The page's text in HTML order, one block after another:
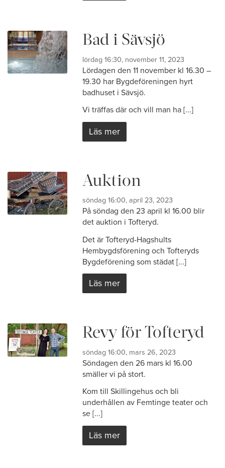
Bad i Sävsjö
lördag 16:30, november 11, 2023
Lördagen den 11 november kl 16.30 –
19.30 har Bygdeföreningen hyrt
badhuset i Sävsjö.
Vi träffas där och vill man ha [...]
Läs mer
Auktion
söndag 16:00, april 23, 2023
På söndag den 23 april kl 16.00 blir
det auktion i Tofteryd.
Det är Tofteryd-Hagshults
Hembygdsförening och Tofteryds
Bygdeförening som städat [...]
Läs mer
Revy för Tofteryd
söndag 16:00, mars 26, 2023
Söndagen den 26 mars kl 16.00
smäller vi på stort.
Kom till Skillingehus och bli
underhållen av Femtinge teater och
se [...]
Läs mer